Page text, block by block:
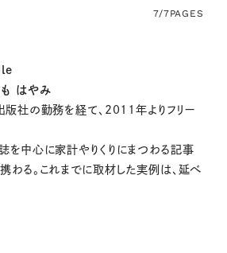
7/7PAGES
はやみ
版社の勤務を経て、2011年よりフリー
を中心に家計やりくりにまつわる記事
わる。これまでに取材した実例は、延べ